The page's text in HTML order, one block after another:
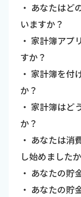
・ あなたはど
いますか？
・ 家計簿アプ
すか？
・ 家計簿を付
か？
・ 家計簿はど
か？
・ あなたは消
し始めました
・ あなたの貯
・ あなたの貯